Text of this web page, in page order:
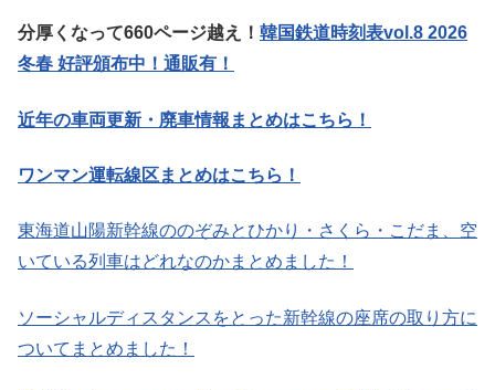
分厚くなって660ページ越え！ 韓国鉄道時刻表vol.8 2026
冬春 好評頒布中！通販有！
近年の車両更新・廃車情報まとめはこちら！
ワンマン運転線区まとめはこちら！
東海道山陽新幹線ののぞみとひかり・さくら・こだま、空
いている列車はどれなのかまとめました！
ソーシャルディスタンスをとった新幹線の座席の取り方に
ついてまとめました！